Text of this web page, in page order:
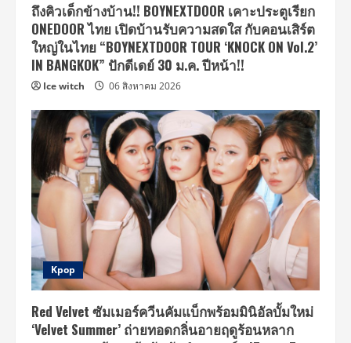
ถึงคิวเด็กข้างบ้าน!! BOYNEXTDOOR เคาะประตูเรียก
ONEDOOR ไทย เปิดบ้านรับความสดใส กับคอนเสิร์ต
ใหญ่ในไทย “BOYNEXTDOOR TOUR ‘KNOCK ON Vol.2’
IN BANGKOK” ปักดีเดย์ 30 ม.ค. ปีหน้า!!
Ice witch 06 สิงหาคม 2026
Kpop
Red Velvet ซัมเมอร์ควีนคัมแบ็กพร้อมมินิอัลบั้มใหม่
‘Velvet Summer’ ถ่ายทอดกลิ่นอายฤดูร้อนหลาก